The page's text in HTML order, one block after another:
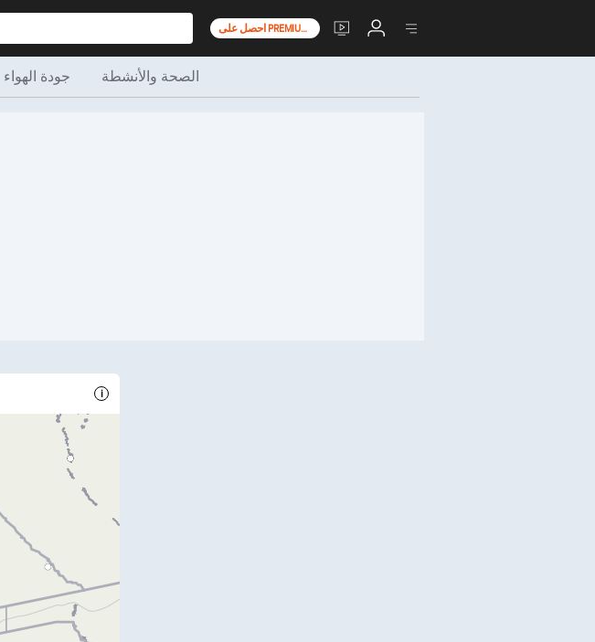
احصل على PREMIUM+
جودة الهواء الصحة والأنشطة